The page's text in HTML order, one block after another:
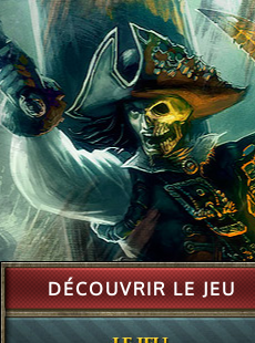
DÉCOUVRIR LE JEU